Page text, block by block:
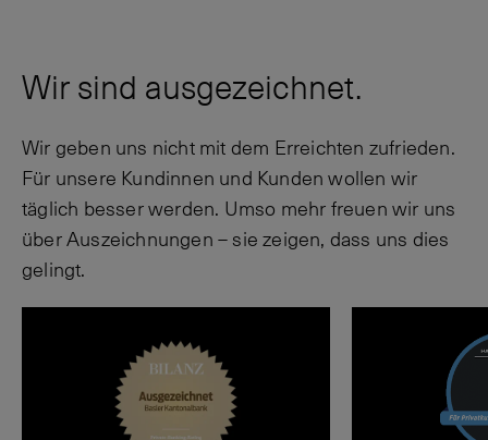
Wir sind ausgezeichnet.
Wir geben uns nicht mit dem Erreichten zufrieden.
Für unsere Kundinnen und Kunden wollen wir
täglich besser werden. Umso mehr freuen wir uns
über Auszeichnungen – sie zeigen, dass uns dies
gelingt.